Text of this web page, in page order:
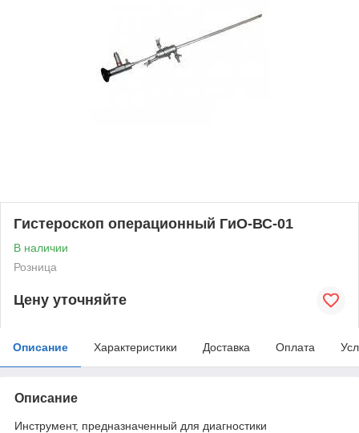
Гистероскоп операционный ГиО-ВС-01
В наличии
Розница
Цену уточняйте
Описание Характеристики Доставка Оплата
Описание
Инструмент, предназначенный для диагностики